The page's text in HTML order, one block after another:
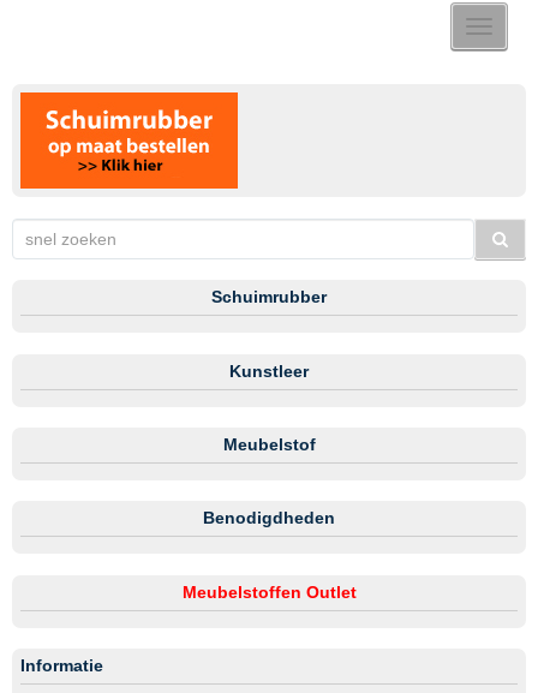
Toggle
Schuimrubber
Kunstleer
Meubelstof
Benodigdheden
Meubelstoffen Outlet
Informatie